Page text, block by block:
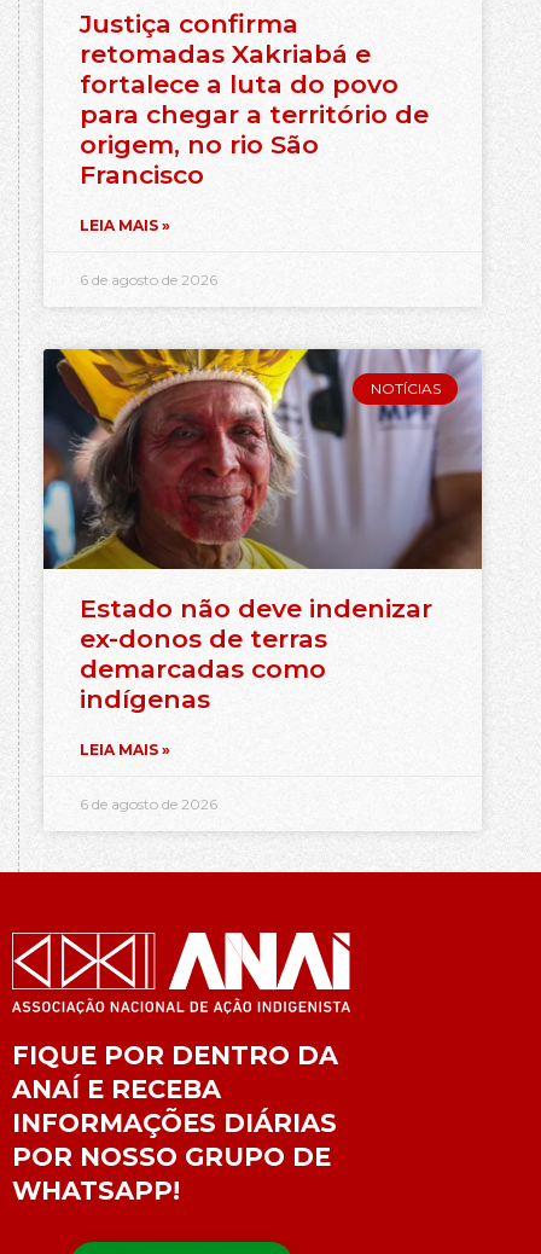
Justiça confirma
retomadas Xakriabá e
fortalece a luta do povo
para chegar a território de
origem, no rio São
Francisco
LEIA MAIS »
6 de agosto de 2026
NOTÍCIAS
Estado não deve indenizar
ex-donos de terras
demarcadas como
indígenas
LEIA MAIS »
6 de agosto de 2026
FIQUE POR DENTRO DA
ANAÍ E RECEBA
INFORMAÇÕES DIÁRIAS
POR NOSSO GRUPO DE
WHATSAPP!